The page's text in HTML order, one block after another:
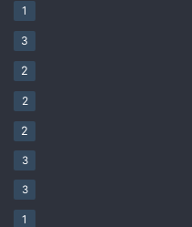
1
3
2
2
2
3
3
1